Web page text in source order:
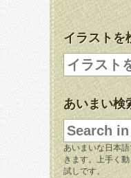
イラストを
あいまい検
あいまいな日本
きます。上手く
試しです。